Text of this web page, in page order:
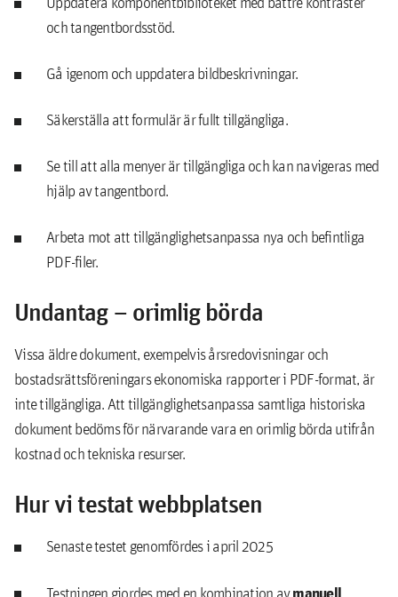
och tangentbordsstöd.
Gå igenom och uppdatera bildbeskrivningar.
Säkerställa att formulär är fullt tillgängliga.
Se till att alla menyer är tillgängliga och kan navigeras med
hjälp av tangentbord.
Arbeta mot att tillgänglighetsanpassa nya och befintliga
PDF-filer.
Undantag – orimlig börda
Vissa äldre dokument, exempelvis årsredovisningar och
bostadsrättsföreningars ekonomiska rapporter i PDF-format, är
inte tillgängliga. Att tillgänglighetsanpassa samtliga historiska
dokument bedöms för närvarande vara en orimlig börda utifrån
kostnad och tekniska resurser.
Hur vi testat webbplatsen
Senaste testet genomfördes i april 2025
manuell